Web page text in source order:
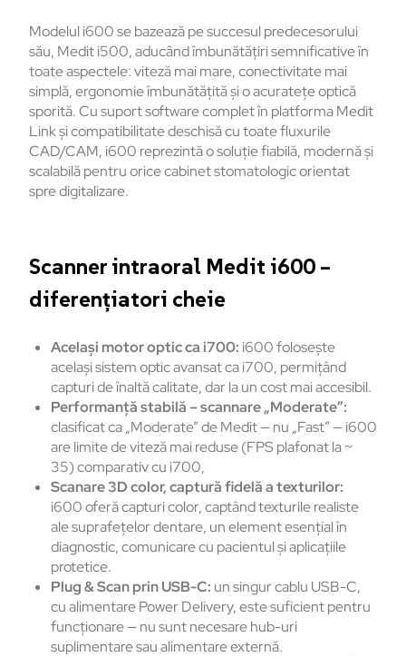
Modelul i600 se bazează pe succesul predecesorului
său, Medit i500, aducând îmbunătățiri semnificative în
toate aspectele: viteză mai mare, conectivitate mai
simplă, ergonomie îmbunătățită și o acuratețe optică
sporită. Cu suport software complet în platforma Medit
Link și compatibilitate deschisă cu toate fluxurile
CAD/CAM, i600 reprezintă o soluție fiabilă, modernă și
scalabilă pentru orice cabinet stomatologic orientat
spre digitalizare.
Scanner intraoral Medit i600 –
diferențiatori cheie
Același motor optic ca i700: i600 folosește
același sistem optic avansat ca i700, permițând
capturi de înaltă calitate, dar la un cost mai accesibil.
Performanță stabilă – scannare„Moderate”:
clasificat ca „Moderate” de Medit — nu „Fast” — i600
are limite de viteză mai reduse (FPS plafonat la ~
35) comparativ cu i700,
Scanare 3D color, captură fidelă a texturilor:
i600 oferă capturi color, captând texturile realiste
ale suprafețelor dentare, un element esențial în
diagnostic, comunicare cu pacientul și aplicațiile
protetice.
Plug & Scan prinUSB-C: un singur cablu USB-C,
cu alimentare Power Delivery, este suficient pentru
funcționare — nu sunt necesare hub-uri
suplimentare sau alimentare externă.